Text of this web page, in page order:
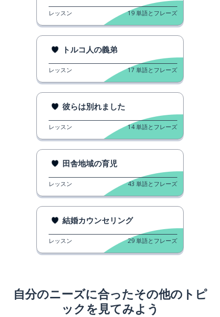
レッスン 19単語とフレーズ
トルコ人の義弟
レッスン 17 単語とフレーズ
彼らは別れました
レッスン 14単語とフレーズ
田舎地域の育児
レッスン 43 単語とフレーズ
結婚カウンセリング
レッスン 29単語とフレーズ
自分のニーズに合ったその他のトピ
ックを見てみよう